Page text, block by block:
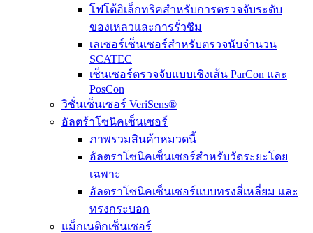
โฟโต้อิเล็กทริคสำหรับการตรวจจับระดับ
ของเหลวและการรั่วซึม
เลเซอร์เซ็นเซอร์สำหรับตรวจนับจำนวน
SCATEC
เซ็นเซอร์ตรวจจับแบบเชิงเส้น ParCon และ
PosCon
วิชั่นเซ็นเซอร์ VeriSens®
อัลตร้าโซนิคเซ็นเซอร์
ภาพรวมสินค้าหมวดนี้
อัลตราโซนิคเซ็นเซอร์สำหรับวัดระยะโดย
เฉพาะ
อัลตราโซนิคเซ็นเซอร์แบบทรงสี่เหลี่ยม และ
ทรงกระบอก
แม็กเนติกเซ็นเซอร์